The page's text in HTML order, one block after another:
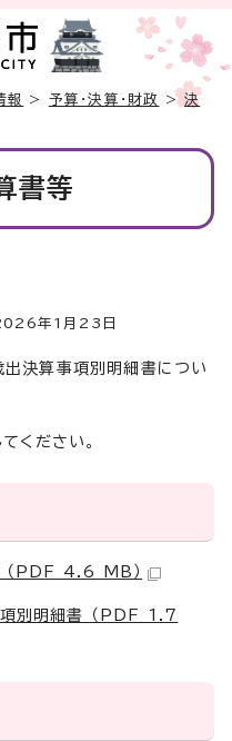
報 > 予算・決算・財政 >決
書等
年1月23日
決算事項別明細書につい
ください。
PDF 4.6 MB）
別明細書 （PDF 1.7